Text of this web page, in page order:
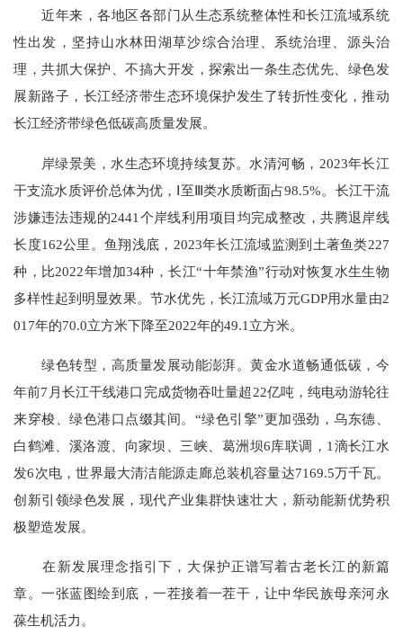
近年来，各地区各部门从生态系统整体性和长江流域系统
性出发，坚持山水林田湖草沙综合治理、系统治理、源头治
理，共抓大保护、不搞大开发，探索出一条生态优先、绿色发
展新路子，长江经济带生态环境保护发生了转折性变化，推动
长江经济带绿色低碳高质量发展。
岸绿景美，水生态环境持续复苏。水清河畅，2023年长江
干支流水质评价总体为优，Ⅰ至Ⅲ类水质断面占98.5%。长江干流
涉嫌违法违规的2441个岸线利用项目均完成整改，共腾退岸线
长度162公里。鱼翔浅底，2023年长江流域监测到土著鱼类227
种，比2022年增加34种，长江“十年禁渔”行动对恢复水生生物
多样性起到明显效果。节水优先，长江流域万元GDP用水量由2
017年的70.0立方米下降至2022年的49.1立方米。
绿色转型，高质量发展动能澎湃。黄金水道畅通低碳，今
年前7月长江干线港口完成货物吞吐量超22亿吨，纯电动游轮往
来穿梭、绿色港口点缀其间。“绿色引擎”更加强劲，乌东德、
白鹤滩、溪洛渡、向家坝、三峡、葛洲坝6库联调，1滴长江水
发6次电，世界最大清洁能源走廊总装机容量达7169.5万千瓦。
创新引领绿色发展，现代产业集群快速壮大，新动能新优势积
极塑造发展。
在新发展理念指引下，大保护正谱写着古老长江的新篇
章。一张蓝图绘到底，一茬接着一茬干，让中华民族母亲河永
葆生机活力。